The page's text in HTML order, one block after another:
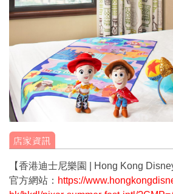
【香港迪士尼樂園 | Hong Kong
官方網站： https://